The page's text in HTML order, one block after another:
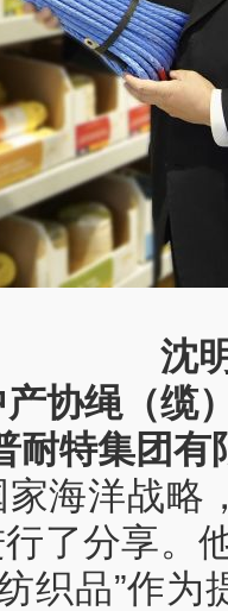
沈
产协绳（缆
耐特集团
家海洋战略
了分享。
织品”作为